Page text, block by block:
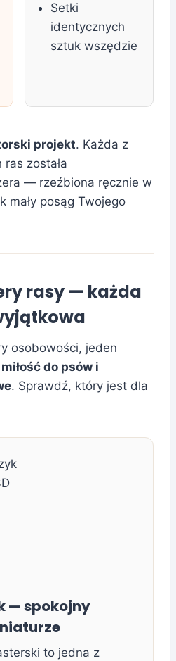
Setki
identycznych
sztuk wszędzie
projekt. Każda z
została
— rzeźbiona ręcznie w
mały posąg Twojego
rasy — każda
osobowości, jeden
miłość do psów i
. Sprawdź, który jest dla
— spokojny
to jedna z